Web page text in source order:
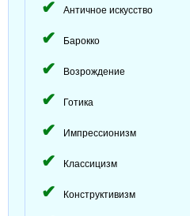
Античное искусство
Барокко
Возрождение
Готика
Импрессионизм
Классицизм
Конструктивизм